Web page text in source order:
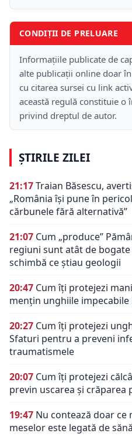
CONDIȚII DE PRELUARE
Informațiile publicate de
alte publicații online doar
cu citarea sursei cu link
această regulă constituie o
privind dreptul de autor.
ȘTIRILE ZILEI
21:17Traian Băsescu,
„România își pune în
cărbunele fără alternativă”
21:07 Cum „produce”
regiuni sunt atât de
schimbă ce știau geologii
20:47 Cum îți protejezi
mențin unghiile impecabile
20:27 Cum îți protejezi
Sfaturi pentru a preveni
traumatismele
20:07 Cum îți protejezi
previn uscarea și crăparea
19:47 Nu contează doar ce
meselor este legată de